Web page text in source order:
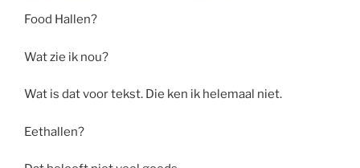
Food Hallen?
Wat zie ik nou?
Wat is dat voor tekst. Die ken ik helemaal niet.
Eethallen?